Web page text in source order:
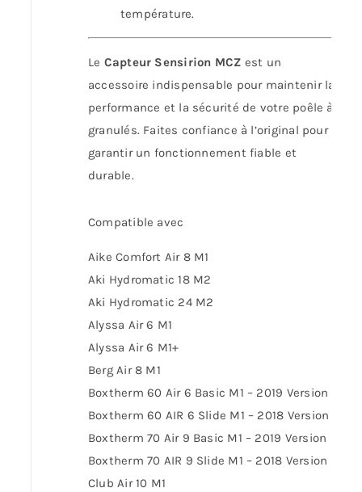
température.
Le Capteur Sensirion MCZ est un
accessoire indispensable pour maintenir la
performance et la sécurité de votre poêle à
granulés. Faites confiance à l’original pour
garantir un fonctionnement fiable et
durable.
Compatible avec
Aike Comfort Air 8 M1
Aki Hydromatic 18 M2
Aki Hydromatic 24 M2
Alyssa Air 6 M1
Alyssa Air 6 M1+
Berg Air 8 M1
Boxtherm 60 Air 6 Basic M1 – 2019 Version
Boxtherm 60 AIR 6 Slide M1 – 2018 Version
Boxtherm 70 Air 9 Basic M1 – 2019 Version
Boxtherm 70 AIR 9 Slide M1 – 2018 Version
Club Air 10 M1